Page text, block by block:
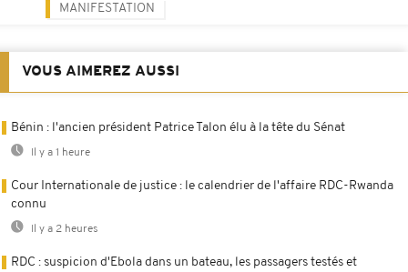
MANIFESTATION
VOUS AIMEREZ AUSSI
Bénin : l'ancien président Patrice Talon élu à la tête du Sénat
Il y a 1 heure
Cour Internationale de justice : le calendrier de l'affaire RDC-Rwanda
connu
Il y a 2 heures
RDC : suspicion d'Ebola dans un bateau, les passagers testés et